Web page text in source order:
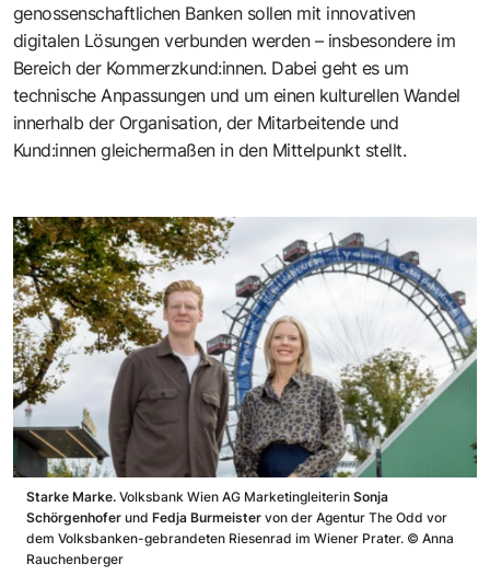
genossenschaftlichen Banken sollen mit innovativen
digitalen Lösungen verbunden werden – insbesondere im
Bereich der Kommerzkund:innen. Dabei geht es um
technische Anpassungen und um einen kulturellen Wandel
innerhalb der Organisation, der Mitarbeitende und
Kund:innen gleichermaßen in den Mittelpunkt stellt.
Starke Marke. Volksbank Wien AG Marketingleiterin Sonja
Schörgenhofer und Fedja Burmeister von der Agentur The Odd vor
dem Volksbanken-gebrandeten Riesenrad im Wiener Prater. © Anna
Rauchenberger